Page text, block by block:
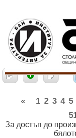
« 1 2 3 4 5
За достъп до